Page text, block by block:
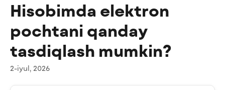
Hisobimda elektron
pochtani qanday
tasdiqlash mumkin?
2-iyul, 2026